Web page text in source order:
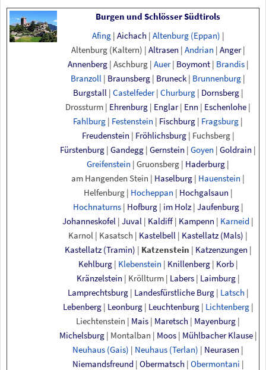
Burgen und Schlösser Südtirols
Afing | Aichach | Altenburg (Eppan) |
Altenburg (Kaltern) | Altrasen | Andrian | Anger |
Annenberg | Aschburg | Auer | Boymont | Brandis |
Branzoll | Braunsberg | Bruneck | Brunnenburg |
Burgstall | Castelfeder | Churburg | Dornsberg |
Drossturm | Ehrenburg | Englar | Enn | Eschenlohe |
Fahlburg | Festenstein | Fischburg | Fragsburg |
Freudenstein | Fröhlichsburg | Fuchsberg |
Fürstenburg | Gandegg | Gernstein | Goyen | Goldrain |
Greifenstein | Gruonsberg | Haderburg |
am Hangenden Stein | Haselburg | Hauenstein |
Helfenburg | Hocheppan | Hochgalsaun |
Hochnaturns | Hofburg | im Holz | Jaufenburg |
Johanneskofel | Juval | Kaldiff | Kampenn | Karneid |
Karnol | Kasatsch | Kastelbell | Kastellatz (Mals) |
Kastellatz (Tramin) | Katzenstein | Katzenzungen |
Kehlburg | Klebenstein | Knillenberg | Korb |
Kränzelstein | Kröllturm | Labers | Laimburg |
Lamprechtsburg | Landesfürstliche Burg | Latsch |
Lebenberg | Leonburg | Leuchtenburg | Lichtenberg |
Liechtenstein | Mais | Maretsch | Mayenburg |
Michelsburg | Montalban | Moos | Mühlbacher Klause |
Neuhaus (Gais) | Neuhaus (Terlan) | Neurasen |
Niemandsfreund | Obermatsch | Obermontani |